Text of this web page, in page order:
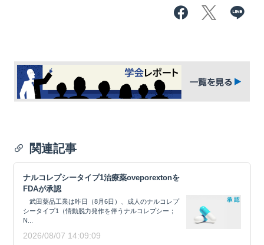
関連記事
ナルコレプシータイプ1治療薬oveporextonを
FDAが承認
武田薬品工業は昨日（8月6日）、成人のナルコレプ
シータイプ1（情動脱力発作を伴うナルコレプシー；
N...
2026/08/07 14:09:09